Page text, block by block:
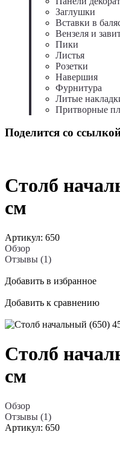
Заглушки
Вставки в
Вензеля и
Пики
Листья
Розетки
Навершия
Фурнитура
Литые
Притворные
Поделится со
Столб
см
Артикул: 650
Обзор
Отзывы (1)
Добавить в избранное
Добавить к сравнению
Столб
см
Обзор
Отзывы (1)
Артикул: 650